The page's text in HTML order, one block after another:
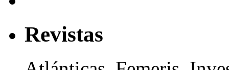
Revistas